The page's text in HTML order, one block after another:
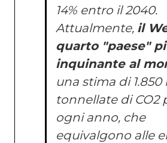
14% entro il 2040.
Attualmente, il
quarto "paese"
inquinante al
una stima di
tonnellate di CO2
ogni anno, che
equivalgono alle